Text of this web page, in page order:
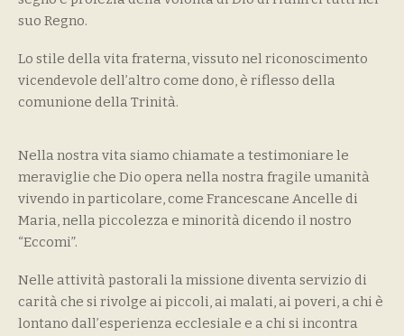
suo Regno.
Lo stile della vita fraterna, vissuto nel riconoscimento
vicendevole dell’altro come dono, è riflesso della
comunione della Trinità.
Nella nostra vita siamo chiamate a testimoniare le
meraviglie che Dio opera nella nostra fragile umanità
vivendo in particolare, come Francescane Ancelle di
Maria, nella piccolezza e minorità dicendo il nostro
“Eccomi”.
Nelle attività pastorali la missione diventa servizio di
carità che si rivolge ai piccoli, ai malati, ai poveri, a chi è
lontano dall’esperienza ecclesiale e a chi si incontra